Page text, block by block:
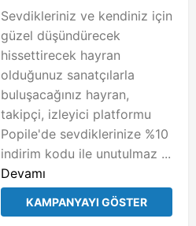
Sevdikleriniz ve kendiniz için
güzel düşündürecek
hissettirecek hayran
olduğunuz sanatçılarla
buluşacağınız hayran,
takipçi, izleyici platformu
Popile'de sevdiklerinize %10
indirim kodu ile unutulmaz ...
Devamı
KAMPANYAYI GÖSTER